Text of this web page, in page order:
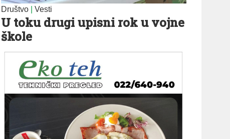
Društvo Vesti
U toku drugi upisni rok u vojne
škole